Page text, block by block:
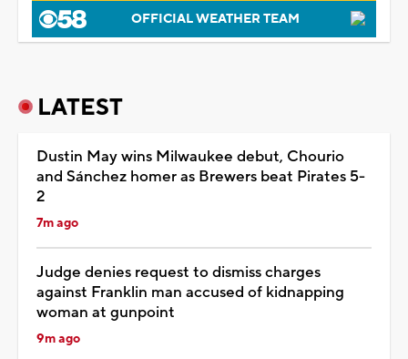
OFFICIAL WEATHER TEAM
LATEST
Dustin May wins Milwaukee debut, Chourio
and Sánchez homer as Brewers beat Pirates 5-
2
7m ago
Judge denies request to dismiss charges
against Franklin man accused of kidnapping
woman at gunpoint
9m ago